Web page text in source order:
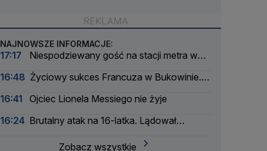
NAJNOWSZE INFORMACJE:
17:17
Niespodziewany gość na stacji metra w
16:48 Życiowy sukces Francuza w Bukowinie.
16:41
Ojciec Lionela Messiego nie żyje
16:24 Brutalny atak na 16-latka. Lądował
Zobacz wszystkie